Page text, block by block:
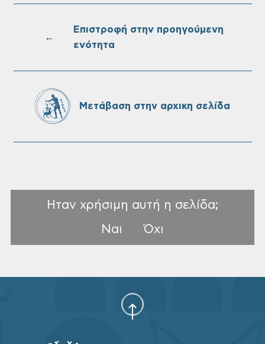
Τακτική συνεδρίαση Δημοτικής Επιτροπής
←
Επιστροφή στην προηγούμενη
ενότητα
Μετάβαση στην αρχικη σελίδα
Ηταν χρήσιμη αυτή η σελίδα;
Ναι
Όχι